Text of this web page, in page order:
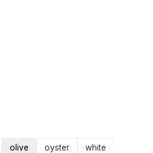
olive oyster white